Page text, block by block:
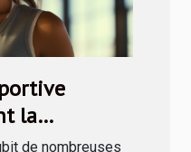
la
de nombreuses